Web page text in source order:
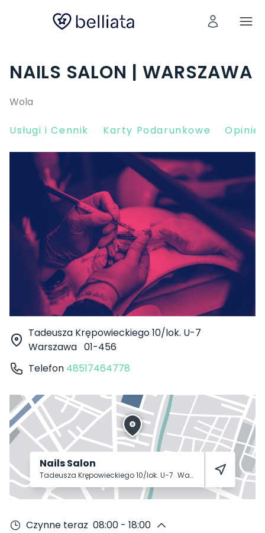
NAILS SALON | WARSZAWA
Wola
Usługi i Cennik Karty Podarunkowe Opinie
Tadeusza Krępowieckiego 10/lok. U-7
Warszawa 01-456
Telefon 48517464778
Nails Salon
Tadeusza Krępowieckiego 10/lok. U-7 Warszawa 01-456
Czynne teraz 08:00 - 18:00